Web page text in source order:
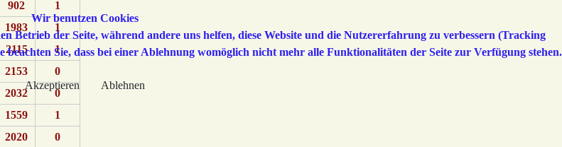
902
1
1983
1
2115
1
2153
0
2032
0
1559
1
2020 0
Wir benutzen Cookies
Betrieb der Seite, während andere uns helfen, diese Website und die Nutzererfahrung zu verbessern (Tracking
beachten Sie, dass bei einer Ablehnung womöglich nicht mehr alle Funktionalitäten der Seite zur Verfügung stehen.
Akzeptieren Ablehnen